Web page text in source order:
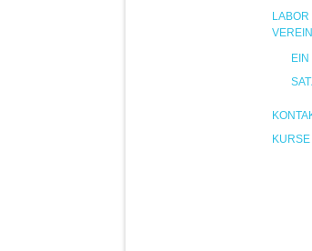
LABOR
VEREIN
KURSE